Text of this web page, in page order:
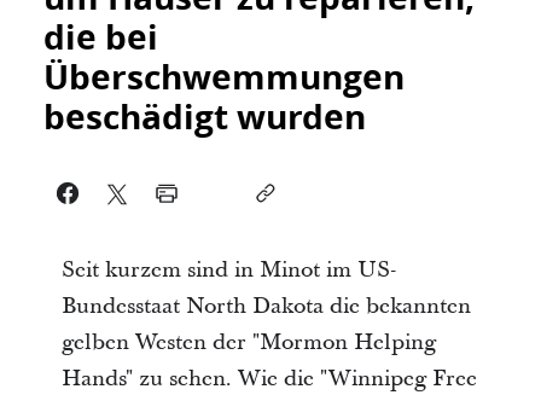
die bei
Überschwemmungen
beschädigt wurden
Seit kurzem sind in Minot im US-
Bundesstaat North Dakota die bekannten
gelben Westen der "Mormon Helping
Hands" zu sehen. Wie die "Winnipeg Free